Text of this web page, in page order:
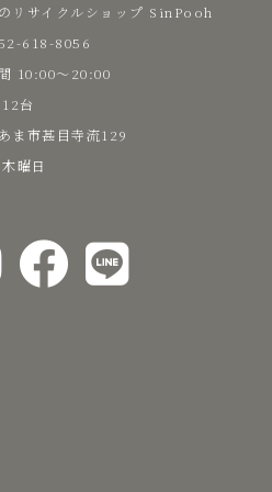
た
お
リサイクルショップ SinPooh
618-8056
10:00～20:00
台
ま市甚目寺流129
曜日